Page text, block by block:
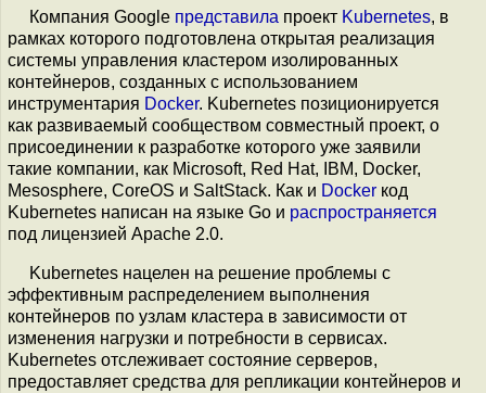
Компания Google представила проект Kubernetes, в
рамках которого подготовлена открытая реализация
системы управления кластером изолированных
контейнеров, созданных с использованием
инструментария Docker. Kubernetes позиционируется
как развиваемый сообществом совместный проект, о
присоединении к разработке которого уже заявили
такие компании, как Microsoft, Red Hat, IBM, Docker,
Mesosphere, CoreOS и SaltStack. Как и Doсker код
Kubernetes написан на языке Go и распространяется
под лицензией Apache 2.0.
Kubernetes нацелен на решение проблемы с
эффективным распределением выполнения
контейнеров по узлам кластера в зависимости от
изменения нагрузки и потребности в сервисах.
Kubernetes отслеживает состояние серверов,
предоставляет средства для репликации контейнеров и